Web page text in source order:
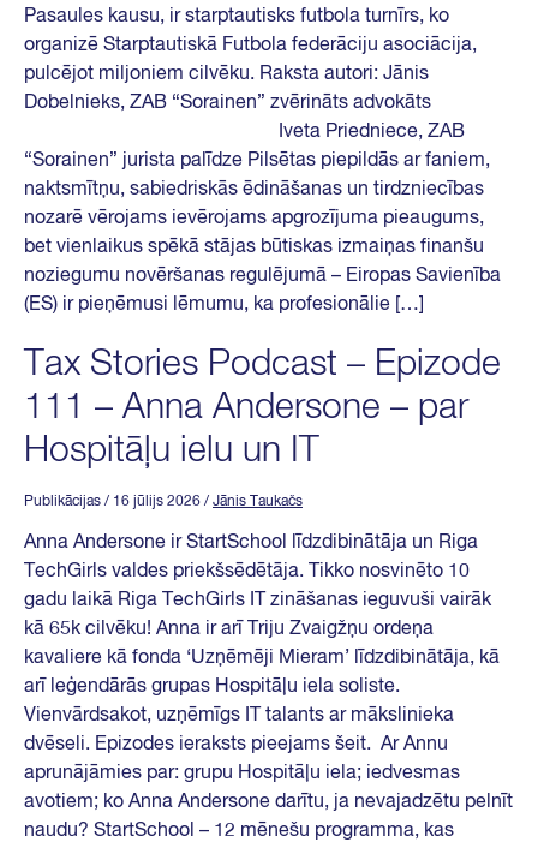
Pasaules kausu, ir starptautisks futbola turnīrs, ko
organizē Starptautiskā Futbola federāciju asociācija,
pulcējot miljoniem cilvēku. Raksta autori: Jānis
Dobelnieks, ZAB “Sorainen” zvērināts advokāts
Iveta Priedniece, ZAB
“Sorainen” jurista palīdze Pilsētas piepildās ar faniem,
naktsmītņu, sabiedriskās ēdināšanas un tirdzniecības
nozarē vērojams ievērojams apgrozījuma pieaugums,
bet vienlaikus spēkā stājas būtiskas izmaiņas finanšu
noziegumu novēršanas regulējumā – Eiropas Savienība
(ES) ir pieņēmusi lēmumu, ka profesionālie […]
Tax Stories Podcast – Epizode
111 – Anna Andersone – par
Hospitāļu ielu un IT
Publikācijas / 16 jūlijs 2026 / Jānis Taukačs
Anna Andersone ir StartSchool līdzdibinātāja un Riga
TechGirls valdes priekšsēdētāja. Tikko nosvinēto 10
gadu laikā Riga TechGirls IT zināšanas ieguvuši vairāk
kā 65k cilvēku! Anna ir arī Triju Zvaigžņu ordeņa
kavaliere kā fonda ‘Uzņēmēji Mieram’ līdzdibinātāja, kā
arī leģendārās grupas Hospitāļu iela soliste.
Vienvārdsakot, uzņēmīgs IT talants ar mākslinieka
dvēseli. Epizodes ieraksts pieejams šeit. Ar Annu
aprunājāmies par: grupu Hospitāļu iela; iedvesmas
avotiem; ko Anna Andersone darītu, ja nevajadzētu pelnīt
naudu? StartSchool – 12 mēnešu programma, kas